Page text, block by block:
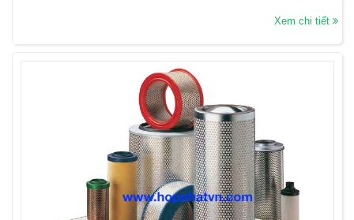
Xem chi tiết